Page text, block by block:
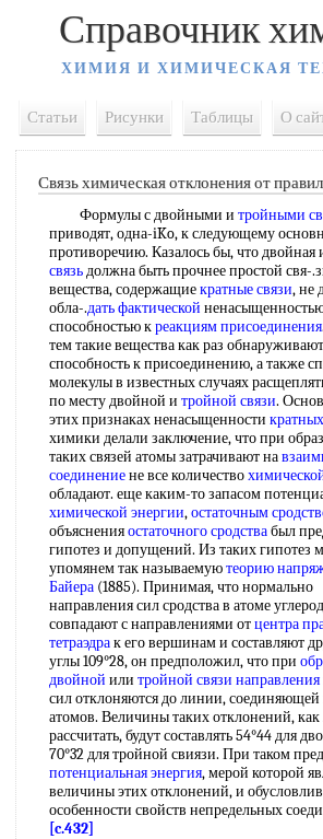
Справочник
ХИМИЯ И ХИМИЧЕСКАЯ
Статьи Рисунки Таблицы О
Связь химическая отклонения от
Формулы с двойными и тройными
приводят, одна-iKo, к следующему
противоречию. Казалось бы, что двойная
связьдолжна быть прочнее простой свя-
вещества, содержащиекратные связи, не
обла-.дать фактической
способностью креакциям присоединения
тем такие вещества как раз обнаруживают
способность к присоединению, а также
молекулы в известных случаях
по месту двойной и тройной связи.
этих признаках ненасыщенности
химики делали заключение, что при
таких связей атомы затрачивают на
соединениене все количество
обладают. еще каким-то запасом
химической энергии,остаточным
объясненияостаточного сродствабыл
гипотез и допущений. Из таких гипотез
упомянем так называемуютеорию
Байера (1885). Принимая, что нормально
направления сил сродства в атоме
совпадают с направлениями отцентра
тетраэдрак его вершинам и составляют
углы 109°28, он предположил, что при
двойной или тройной связи
сил отклоняются до линии,
атомов. Величины таких отклонений, как
рассчитать, будут составлять 54°44 для
70°32 для тройной свиязи. При таком
потенциальная энергия, мерой которой
величины этих отклонений, и
особенности свойств непредельных
[c.432]